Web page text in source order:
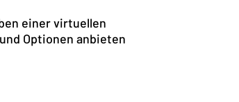
einer virtuellen
Optionen anbieten